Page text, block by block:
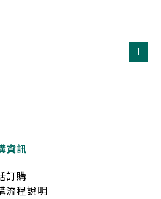
1
資訊
訂購
流程說明